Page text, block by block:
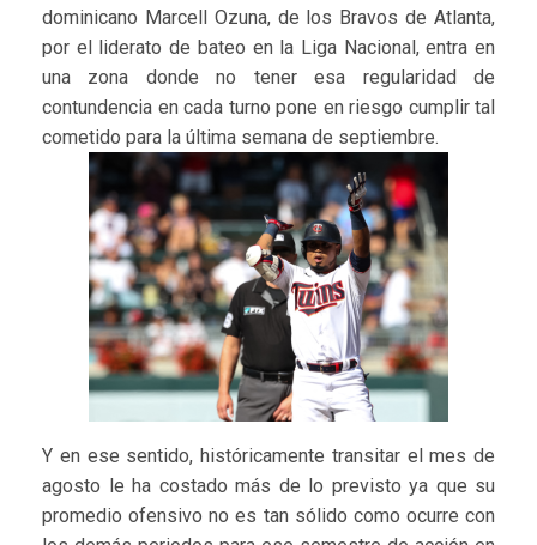
dominicano Marcell Ozuna, de los Bravos de Atlanta,
por el liderato de bateo en la Liga Nacional, entra en
una zona donde no tener esa regularidad de
contundencia en cada turno pone en riesgo cumplir tal
cometido para la última semana de septiembre.
Y en ese sentido, históricamente transitar el mes de
agosto le ha costado más de lo previsto ya que su
promedio ofensivo no es tan sólido como ocurre con